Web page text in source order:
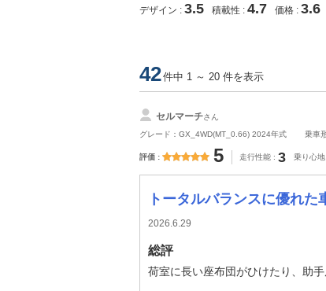
デザイン 3.5 積載性 4.7 価格 3.6
42件中 1 ～ 20 件を表示
セルマーチさん
グレード：GX_4WD(MT_0.66) 2024年式
乗車
評価 5 走行性能 3 乗り心地
トータルバランスに優れた
2026.6.29
総評
荷室に長い座布団がひけたり、助